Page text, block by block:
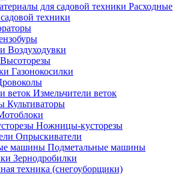
Расходные
техники
Воздуходувки
Высоторезы
Газонокосилки
Измельчители веток
Культиваторы
Ножницы-кусторезы
Опрыскиватели
Подметальные машины
Зернодробилки